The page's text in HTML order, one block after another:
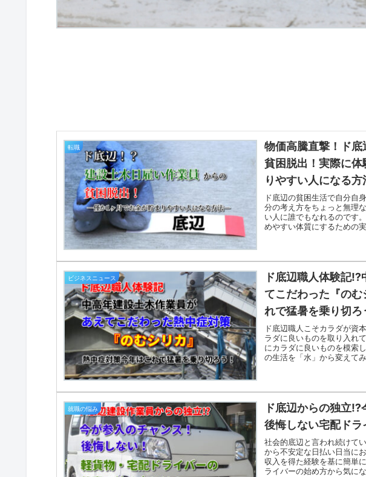
転職
物価高騰直撃！ド
貧困脱出！実際に体
りやすい人になる方
ド底辺の貧困生活で自分自
分の考え方をちょっと無理
い人に誰でもなれるのです
めやすい体質にするための
ビジネスニュース
ド底辺職人体験記⁉
てこだわった『のむ
れで猛暑を乗り切ろ
ド底辺職人こそカラダが資
ラダに良いものを取り入れ
にカラダに良いものを模索
の生活を「水」から変えて
就職の悩み
ド底辺からの独立⁉
後悔しない宅配ドラ
社会的底辺と言われ続けて
から不安定な日払い日当に
収入を得た経験を基に簡単
ライバーの始め方から気に